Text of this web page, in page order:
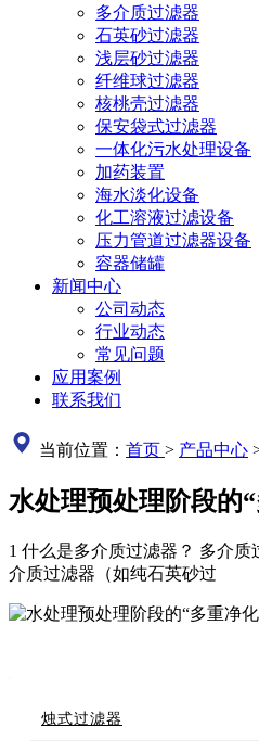
多介质过滤器
石英砂过滤器
浅层砂过滤器
纤维球过滤器
核桃壳过滤器
保安袋式过滤器
一体化污水处理设备
加药装置
海水淡化设备
化工溶液过滤设备
压力管道过滤器设备
容器储罐
新闻中心
公司动态
行业动态
常见问题
应用案例
联系我们
当前位置： 首页 > 产品中心
水处理预处理阶段的
1 什么是多介质过滤器？ 多介
介质过滤器（如纯石英砂过
烛式过滤器